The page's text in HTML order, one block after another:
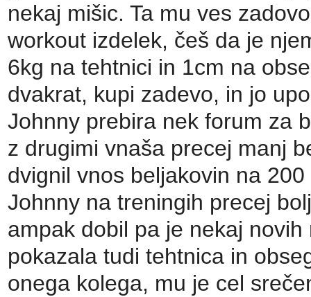
nekaj mišic. Ta mu ves
workout izdelek, češ da je
6kg na tehtnici in 1cm na
dvakrat, kupi zadevo, in jo
Johnny prebira nek forum za
z drugimi vnaša precej manj
dvignil vnos beljakovin na
Johnny na treningih precej
ampak dobil pa je nekaj
pokazala tudi tehtnica in
onega kolega, mu je cel